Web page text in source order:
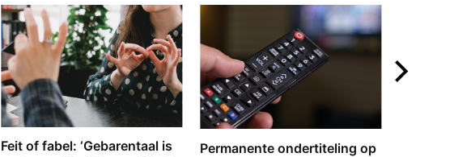
Feit of fabel: ‘Gebarentaal is
Permanente ondertiteling op